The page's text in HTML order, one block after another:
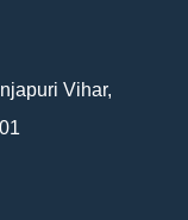
Vihar,